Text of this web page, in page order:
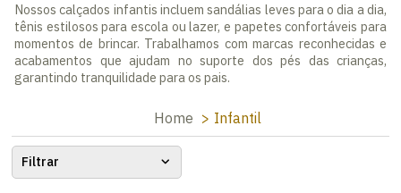
Nossos calçados infantis incluem sandálias leves para o dia a dia,
tênis estilosos para escola ou lazer, e papetes confortáveis para
momentos de brincar. Trabalhamos com marcas reconhecidas e
acabamentos que ajudam no suporte dos pés das crianças,
garantindo tranquilidade para os pais.
Home Infantil
Filtrar